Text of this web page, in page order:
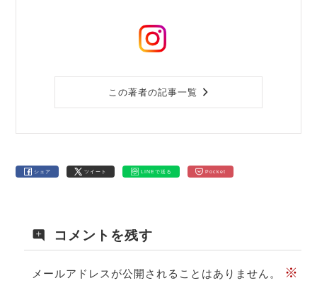
この著者の記事一覧
シェア ツイート LINEで送る Pocket
コメントを残す
メールアドレスが公開されることはありません。 ※